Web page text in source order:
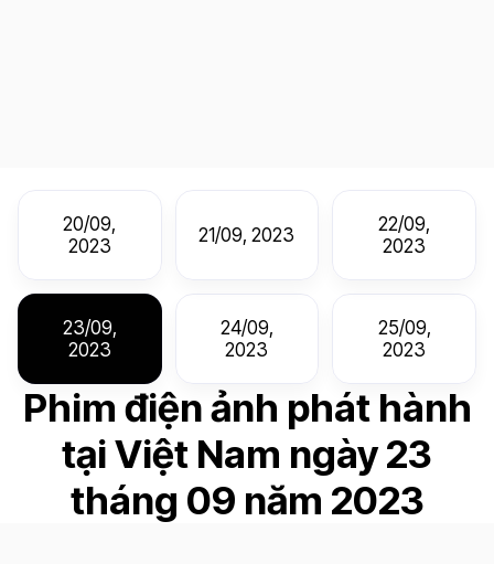
20/09,
2023
21/09, 2023
22/09,
2023
23/09,
2023
24/09,
2023
25/09,
2023
Phim điện ảnh phát hành
tại Việt Nam ngày 23
tháng 09 năm 2023